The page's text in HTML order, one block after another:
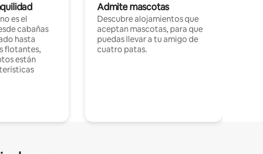
es el
cabañas
hasta
flotantes,
están
Admite mascotas
Descubre alojamientos que
aceptan mascotas, para que
puedas llevar a tu amigo de
cuatro patas.